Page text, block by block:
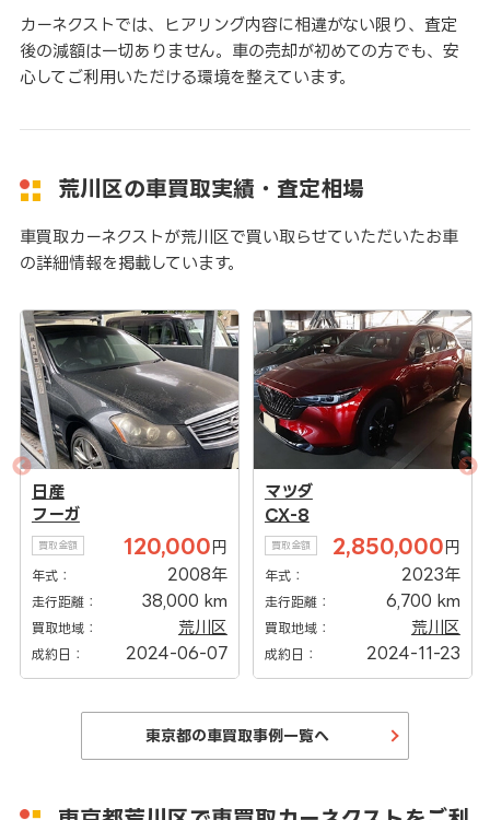
カーネクストでは、ヒアリング内容に相違がない限り、査定
後の減額は一切ありません。車の売却が初めての方でも、安
心してご利用いただける環境を整えています。
荒川区の車買取実績・査定相場
車買取カーネクストが荒川区で買い取らせていただいたお車
の詳細情報を掲載しています。
ーガ
買取金額 120,000円
式： 2008年
行距離： 38,000 km
取地域： 荒川区
約日： 2024-06-07
マツダ
CX-8
買取金額 2,850,000円
年式： 2023年
走行距離： 6,700 km
買取地域： 荒川区
成約日： 2024-11-23
東京都の車買取事例一覧へ